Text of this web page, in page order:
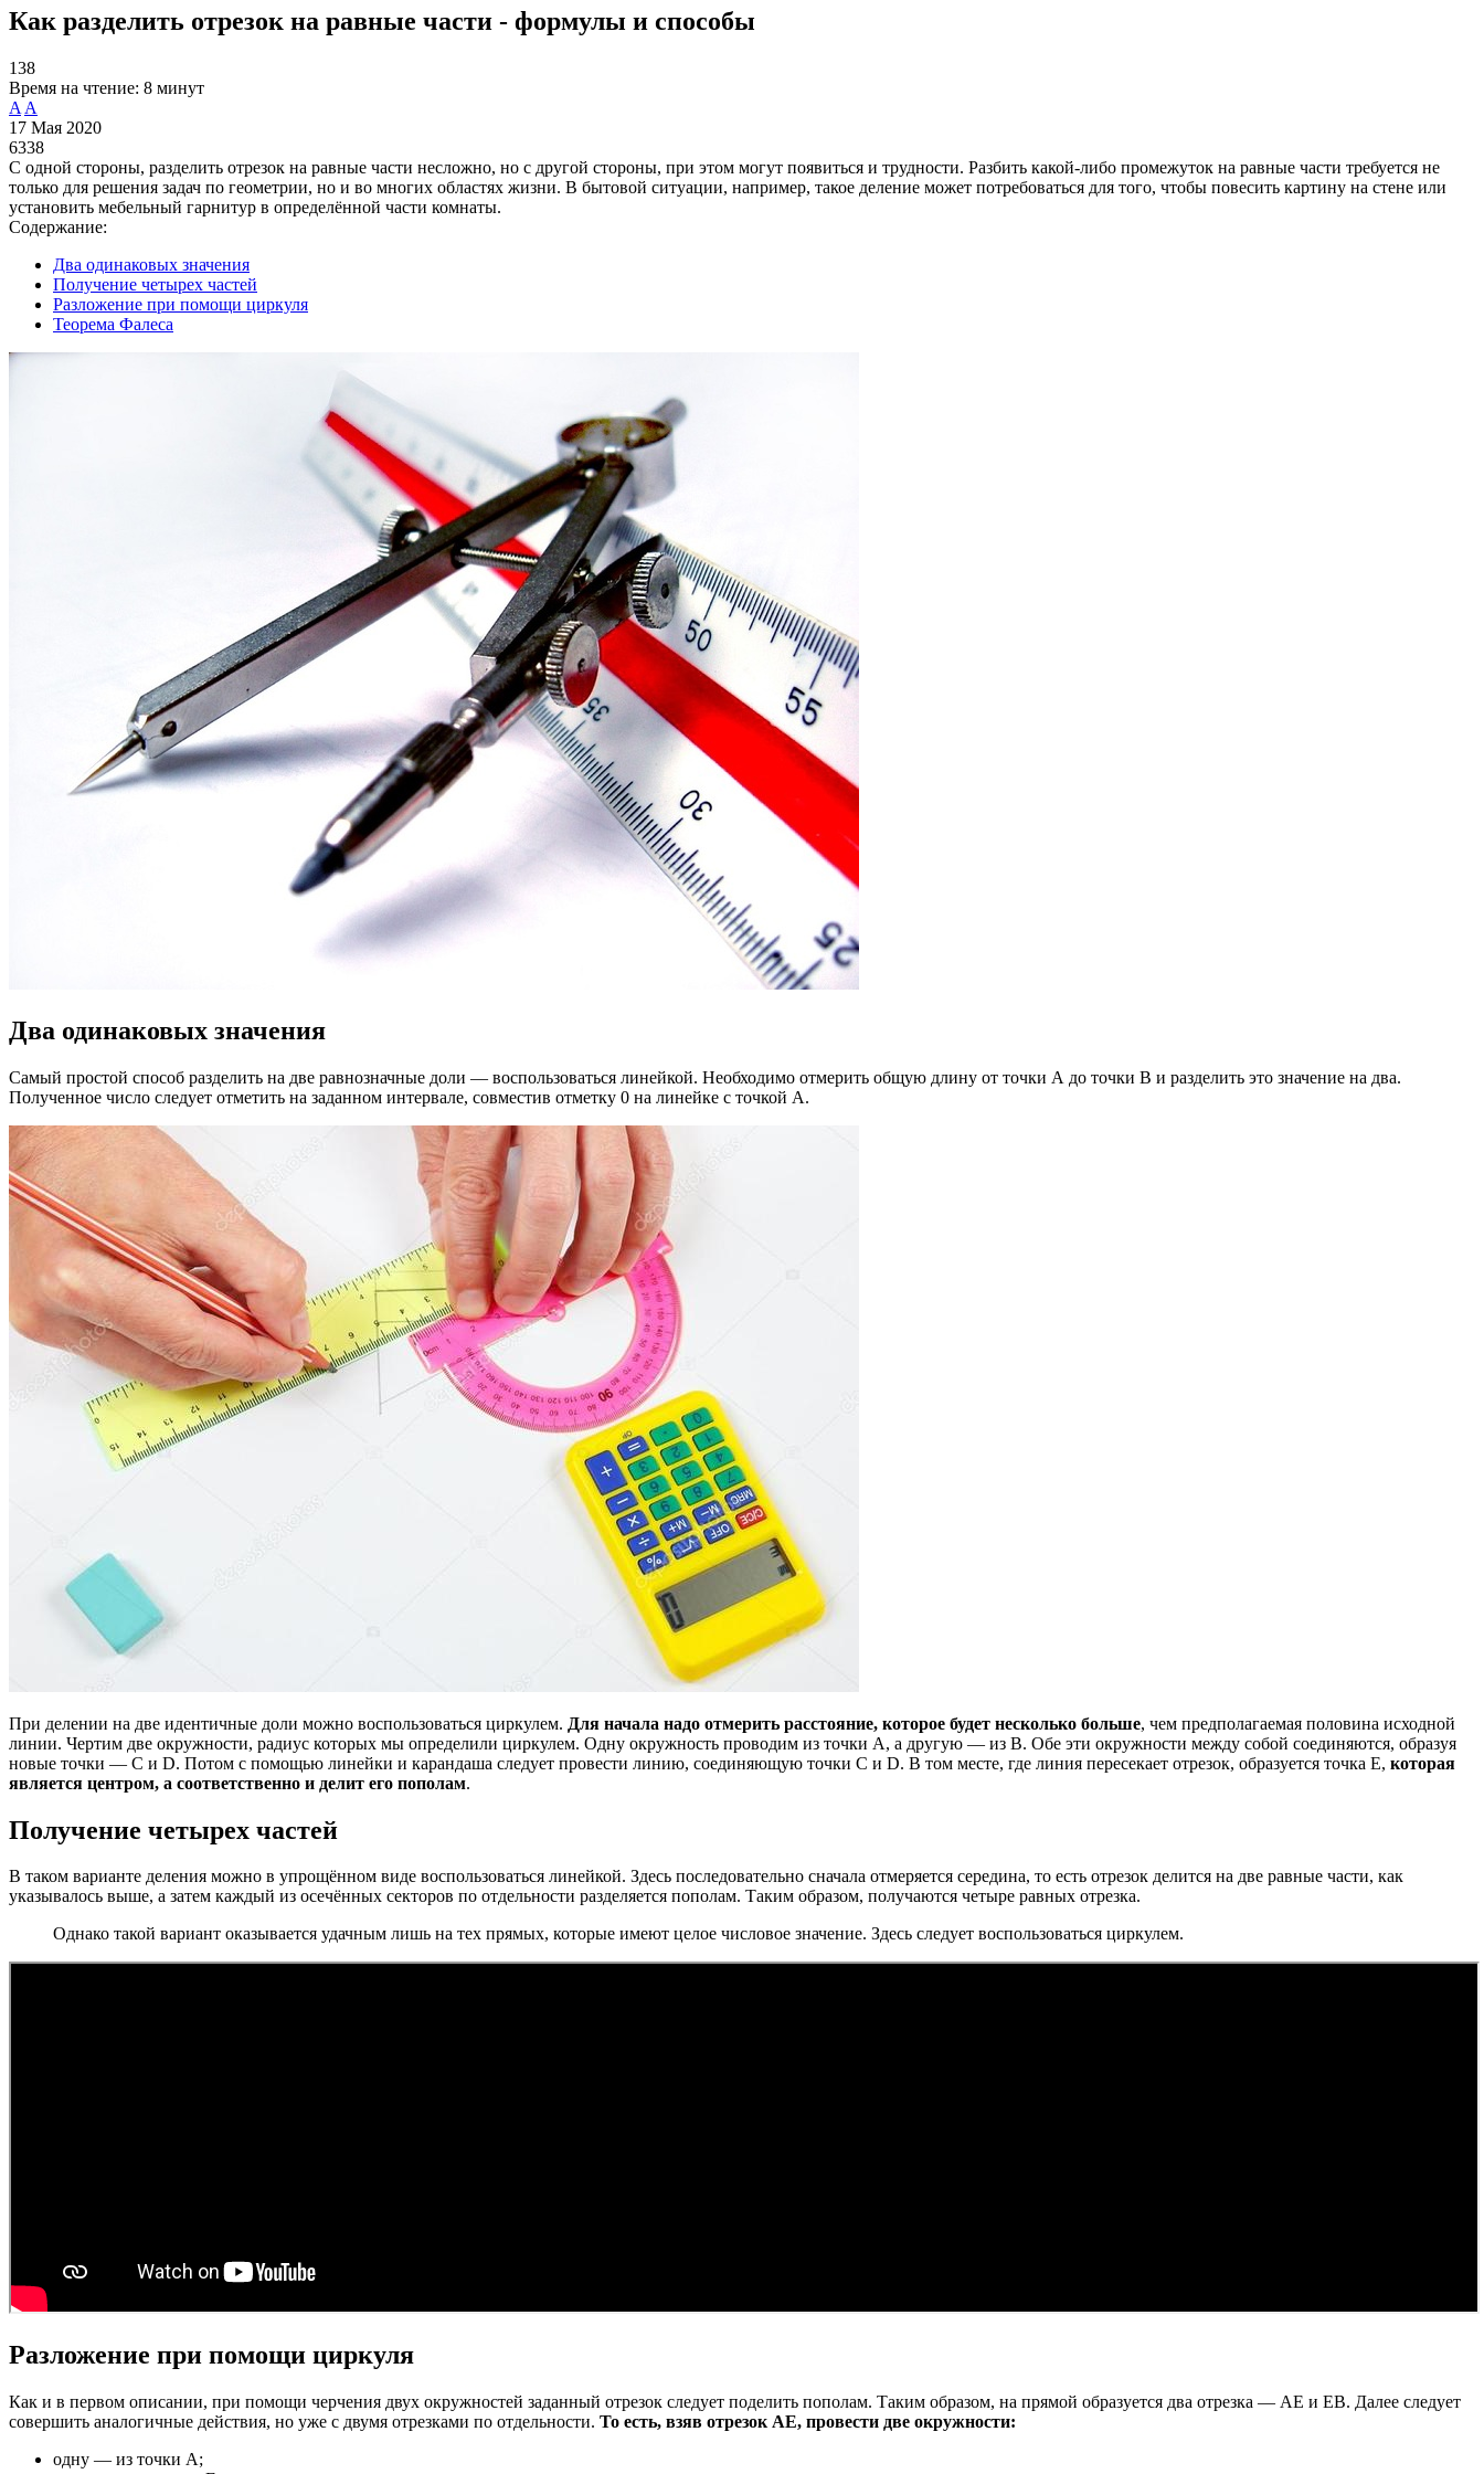
Как разделить отрезок на равные части - формулы и способы
138
Время на чтение: 8 минут
A A
17 Мая 2020
6338
С одной стороны, разделить отрезок на равные части несложно, но с другой стороны, при этом могут появиться и трудности. Разбить какой-либо промежуток на равные части требуется не
только для решения задач по геометрии, но и во многих областях жизни. В бытовой ситуации, например, такое деление может потребоваться для того, чтобы повесить картину на стене или
установить мебельный гарнитур в определённой части комнаты.
Содержание:
Два одинаковых значения
Получение четырех частей
Разложение при помощи циркуля
Теорема Фалеса
Два одинаковых значения
Самый простой способ разделить на две равнозначные доли — воспользоваться линейкой. Необходимо отмерить общую длину от точки А до точки В и разделить это значение на два.
Полученное число следует отметить на заданном интервале, совместив отметку 0 на линейке с точкой А.
При делении на две идентичные доли можно воспользоваться циркулем. Для начала надо отмерить расстояние, которое будет несколько больше, чем предполагаемая половина исходной
линии. Чертим две окружности, радиус которых мы определили циркулем. Одну окружность проводим из точки А, а другую — из В. Обе эти окружности между собой соединяются, образуя
новые точки — С и D. Потом с помощью линейки и карандаша следует провести линию, соединяющую точки C и D. В том месте, где линия пересекает отрезок, образуется точка Е, которая
является центром, а соответственно и делит его пополам.
Получение четырех частей
В таком варианте деления можно в упрощённом виде воспользоваться линейкой. Здесь последовательно сначала отмеряется середина, то есть отрезок делится на две равные части, как
указывалось выше, а затем каждый из осечённых секторов по отдельности разделяется пополам. Таким образом, получаются четыре равных отрезка.
Однако такой вариант оказывается удачным лишь на тех прямых, которые имеют целое числовое значение. Здесь следует воспользоваться циркулем.
Разложение при помощи циркуля
Как и в первом описании, при помощи черчения двух окружностей заданный отрезок следует поделить пополам. Таким образом, на прямой образуется два отрезка — АЕ и ЕВ. Далее следует
совершить аналогичные действия, но уже с двумя отрезками по отдельности. То есть, взяв отрезок АЕ, провести две окружности:
одну — из точки А;